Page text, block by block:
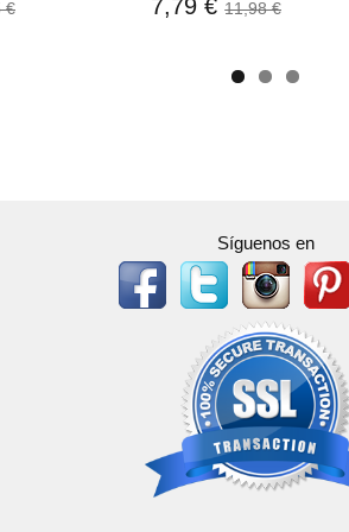
€
7,79 €11,98 €
Síguenos en